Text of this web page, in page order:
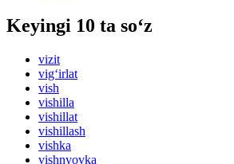
Keyingi 10 ta so‘z
vizit
vig‘irlat
vish
vishilla
vishillat
vishillash
vishka
vishnyovka